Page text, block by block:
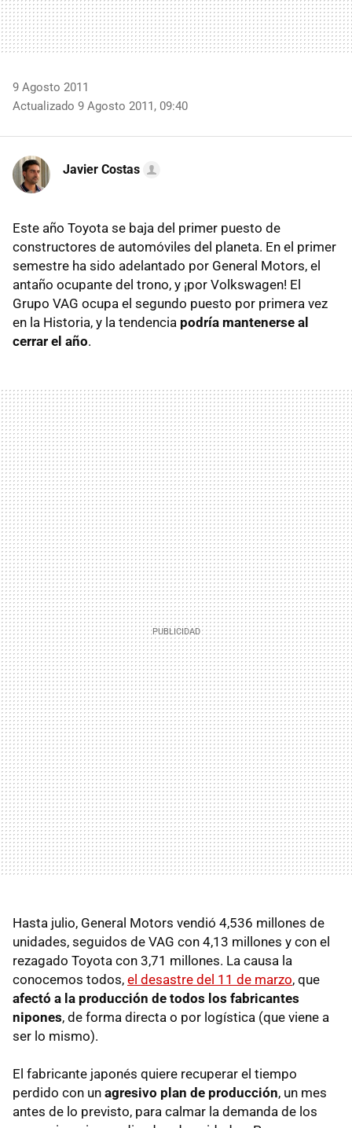
9 Agosto 2011
Actualizado 9 Agosto 2011, 09:40
Javier Costas
Este año Toyota se baja del primer puesto de
constructores de automóviles del planeta. En el primer
semestre ha sido adelantado por General Motors, el
antaño ocupante del trono, y ¡por Volkswagen! El
Grupo VAG ocupa el segundo puesto por primera vez
en la Historia, y la tendencia podría mantenerse al
cerrar el año.
Hasta julio, General Motors vendió 4,536 millones de
unidades, seguidos de VAG con 4,13 millones y con el
rezagado Toyota con 3,71 millones. La causa la
conocemos todos, el desastre del 11 de marzo, que
afectó a la producción de todos los fabricantes
nipones, de forma directa o por logística (que viene a
ser lo mismo).
El fabricante japonés quiere recuperar el tiempo
perdido con un agresivo plan de producción, un mes
antes de lo previsto, para calmar la demanda de los